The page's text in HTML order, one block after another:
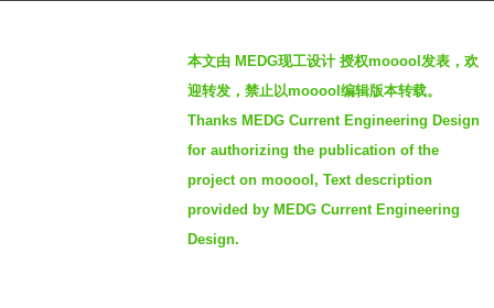
本文由 MEDG现工设计 授权mooool发表，欢
迎转发，禁止以mooool编辑版本转载。
Thanks MEDG Current Engineering Design
for authorizing the publication of the
project on mooool, Text description
provided by MEDG Current Engineering
Design.